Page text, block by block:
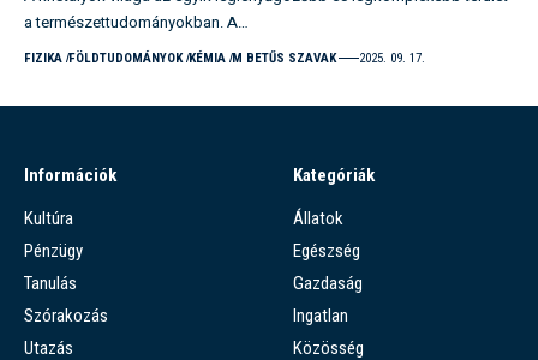
a természettudományokban. A…
FIZIKA FÖLDTUDOMÁNYOK KÉMIA M BETŰS SZAVAK 2025. 09. 17.
Információk
Kultúra
Pénzügy
Tanulás
Szórakozás
Utazás
Kategóriák
Állatok
Egészség
Gazdaság
Ingatlan
Közösség